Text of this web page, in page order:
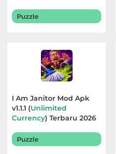
Puzzle
I Am Janitor Mod Apk
v1.1.1 (Unlimited
Currency) Terbaru 2026
Puzzle